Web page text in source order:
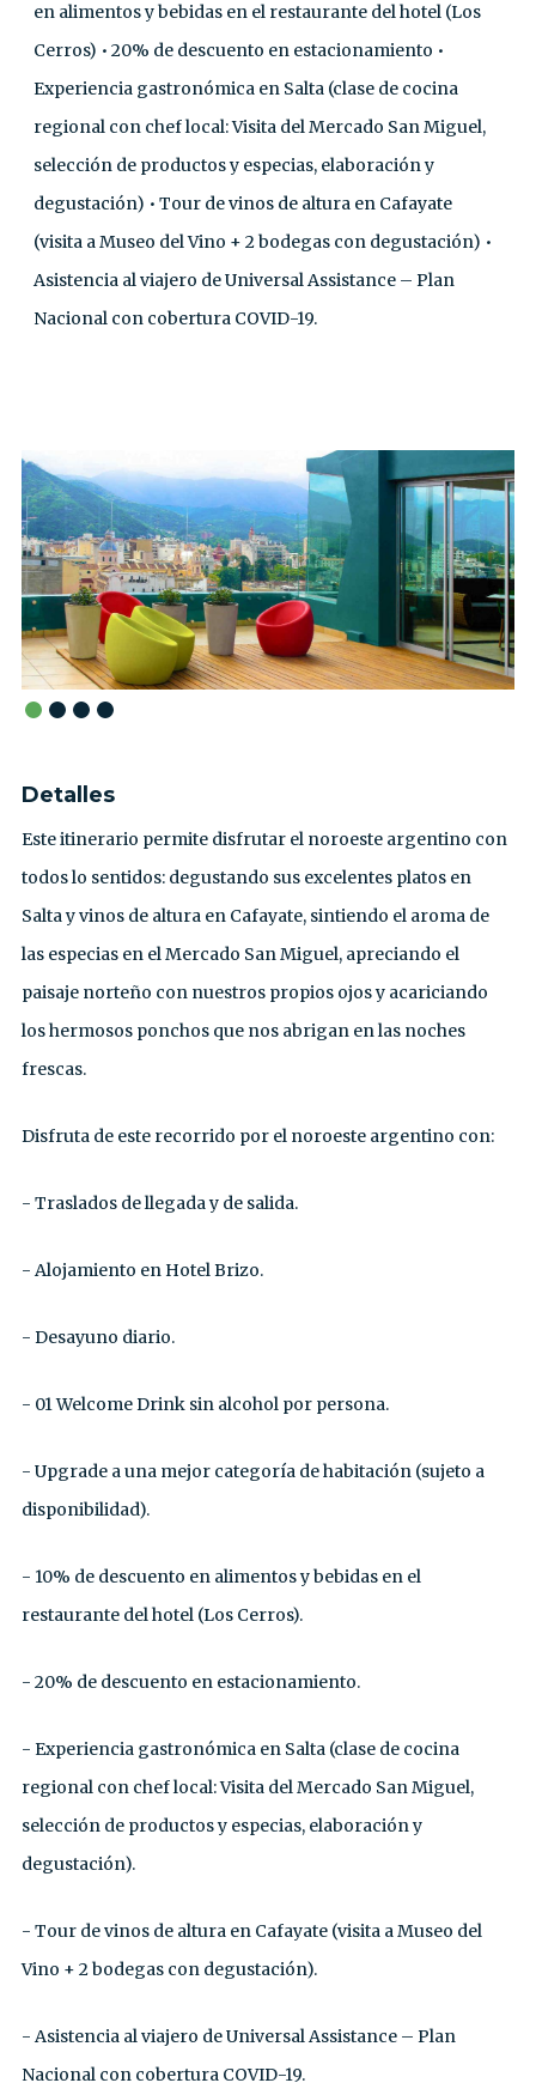
en alimentos y bebidas en el restaurante del hotel (Los
Cerros) • 20% de descuento en estacionamiento •
Experiencia gastronómica en Salta (clase de cocina
regional con chef local: Visita del Mercado San Miguel,
selección de productos y especias, elaboración y
degustación) • Tour de vinos de altura en Cafayate
(visita a Museo del Vino + 2 bodegas con degustación) •
Asistencia al viajero de Universal Assistance – Plan
Nacional con cobertura COVID-19.
Detalles
Este itinerario permite disfrutar el noroeste argentino con
todos lo sentidos: degustando sus excelentes platos en
Salta y vinos de altura en Cafayate, sintiendo el aroma de
las especias en el Mercado San Miguel, apreciando el
paisaje norteño con nuestros propios ojos y acariciando
los hermosos ponchos que nos abrigan en las noches
frescas.
Disfruta de este recorrido por el noroeste argentino con:
- Traslados de llegada y de salida.
- Alojamiento en Hotel Brizo.
- Desayuno diario.
- 01 Welcome Drink sin alcohol por persona.
- Upgrade a una mejor categoría de habitación (sujeto a
disponibilidad).
- 10% de descuento en alimentos y bebidas en el
restaurante del hotel (Los Cerros).
- 20% de descuento en estacionamiento.
- Experiencia gastronómica en Salta (clase de cocina
regional con chef local: Visita del Mercado San Miguel,
selección de productos y especias, elaboración y
degustación).
- Tour de vinos de altura en Cafayate (visita a Museo del
Vino + 2 bodegas con degustación).
- Asistencia al viajero de Universal Assistance – Plan
Nacional con cobertura COVID-19.